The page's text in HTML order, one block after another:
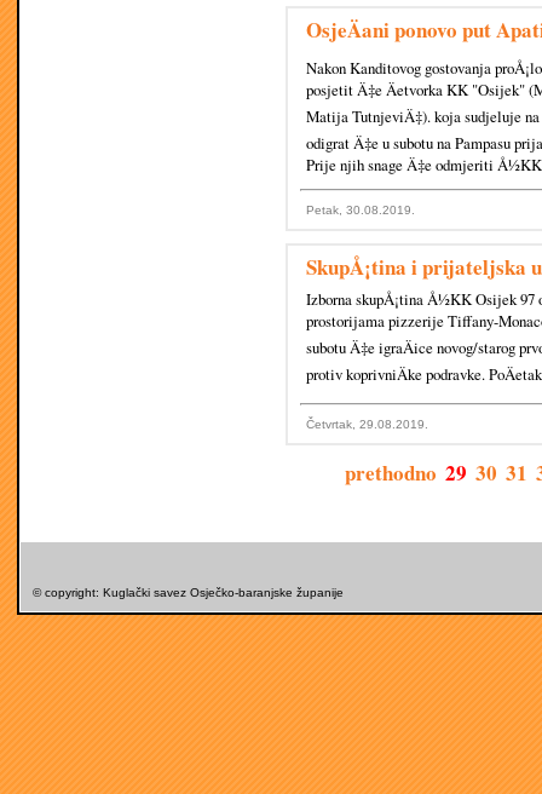
OsjeÄani ponovo put
Nakon Kanditovog gostovanja
posjetit Ä‡e Äetvorka KK "Osijek"
Matija TutnjeviÄ‡). koja sudjeluje
odigrat Ä‡e u subotu na Pampasu
Prije njih snage Ä‡e odmjeriti
Petak, 30.08.2019.
SkupÅ¡tina i prijateljska
Izborna skupÅ¡tina Å½KK Osijek 97
prostorijama pizzerije Tiffany-
subotu Ä‡e igraÄice novog/starog
protiv koprivniÄke podravke.
Četvrtak, 29.08.2019.
prethodno 29 30 31
© copyright: Kuglački savez Osječko-baranjske županije